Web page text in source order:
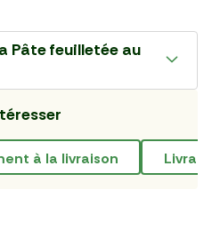
Pâte feuilletée au
à la livraison